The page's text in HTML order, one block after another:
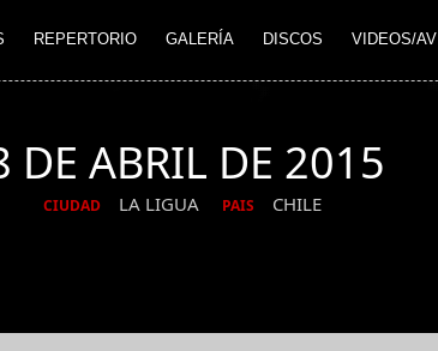
REPERTORIO GALERÍA DISCOS VIDEOS/AV
DE ABRIL DE 2015
CIUDAD LA LIGUA PAIS CHILE